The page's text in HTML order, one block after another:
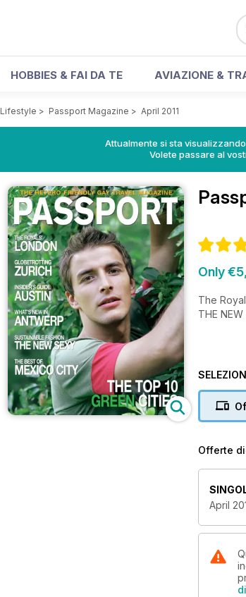
HOBBIES & FAI DA TE AVIAZIONE &
Lifestyle > Passport Magazine > April 2011
Attualmente si sta
Volete passare al
Only
The Royals' LONDON Globetrotting ZURICH
Offerte
April